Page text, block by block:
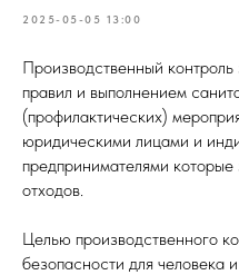
2025-05-05 13:00
Производственный
правил и выполнением
(профилактических)
юридическими лицами и
предпринимателями
отходов.
Целью производственного
безопасности для человека